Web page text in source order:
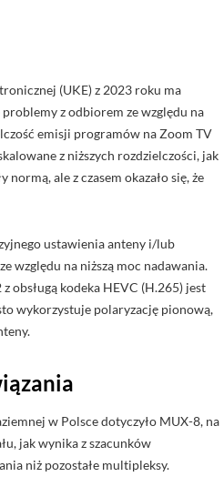
(UKE) z 2023 roku ma
z odbiorem ze względu na
emisji programów na Zoom TV
z niższych rozdzielczości, jak
ale z czasem okazało się, że
ustawienia anteny i/lub
względu na niższą moc nadawania.
obsługą kodeka HEVC (H.265) jest
wykorzystuje polaryzację pionową,
w Polsce dotyczyło MUX-8, na
jak wynika z szacunków
niż pozostałe multipleksy.